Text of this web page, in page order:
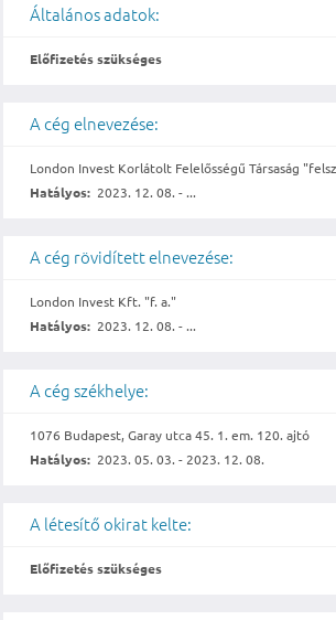
Általános adatok:
Előfizetés szükséges
A cég elnevezése:
London Invest Korlátolt Felelősségű Társaság
Hatályos: 2023. 12. 08. - ...
A cég rövidített elnevezése:
London Invest Kft. "f. a."
Hatályos: 2023. 12. 08. - ...
A cég székhelye:
1076 Budapest, Garay utca 45. 1. em. 120. ajtó
Hatályos: 2023. 05. 03. - 2023. 12. 08.
A létesítő okirat kelte:
Előfizetés szükséges